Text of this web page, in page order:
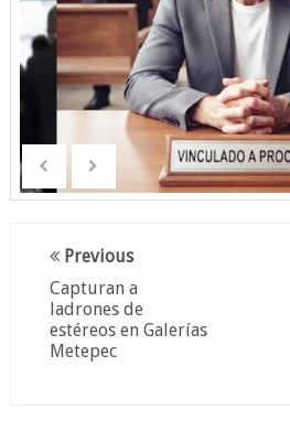
Previous
Capturan a
ladrones de
estéreos en Galerías
Metepec